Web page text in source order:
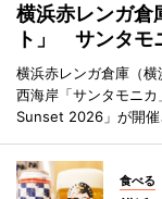
横浜赤レンガ倉
ト」 サンタモ
横浜赤レンガ倉庫（
西海岸「サンタモニ
Sunset 2026」が開催
食べる